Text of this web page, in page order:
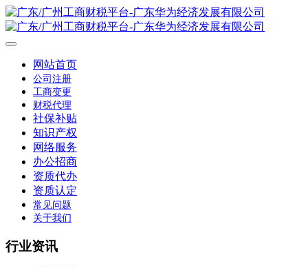
网站首页
公司注册
工商变更
财税代理
社保补贴
知识产权
网络服务
办公招商
资质代办
资质认定
常见问题
关于我们
行业资讯